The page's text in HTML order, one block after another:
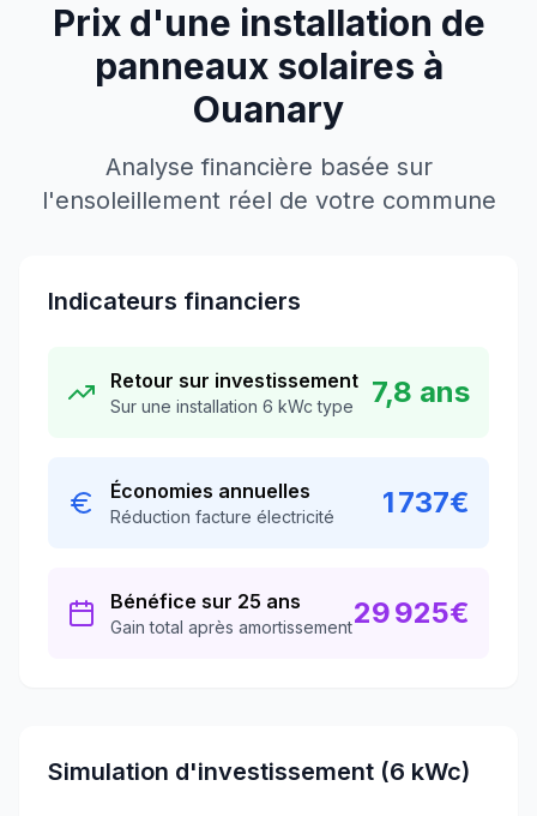
Prix d'une installation de
panneaux solaires à
Ouanary
Analyse financière basée sur
l'ensoleillement réel de votre commune
Indicateurs financiers
Retour sur investissement
Sur une installation 6 kWc type 7,8 ans
Économies annuelles
Réduction facture électricité 1 737€
Bénéfice sur 25 ans
Gain total après amortissement29 925€
Simulation d'investissement (6 kWc)